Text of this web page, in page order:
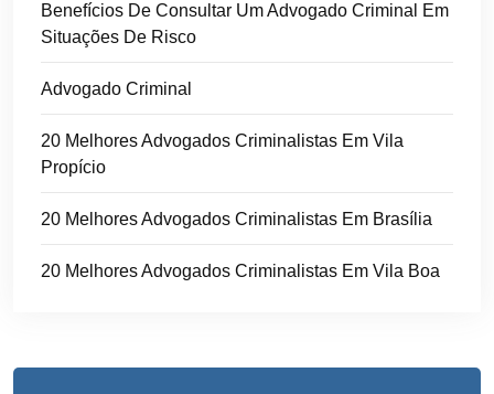
Benefícios De Consultar Um Advogado Criminal Em
Situações De Risco
Advogado Criminal
20 Melhores Advogados Criminalistas Em Vila
Propício
20 Melhores Advogados Criminalistas Em Brasília
20 Melhores Advogados Criminalistas Em Vila Boa